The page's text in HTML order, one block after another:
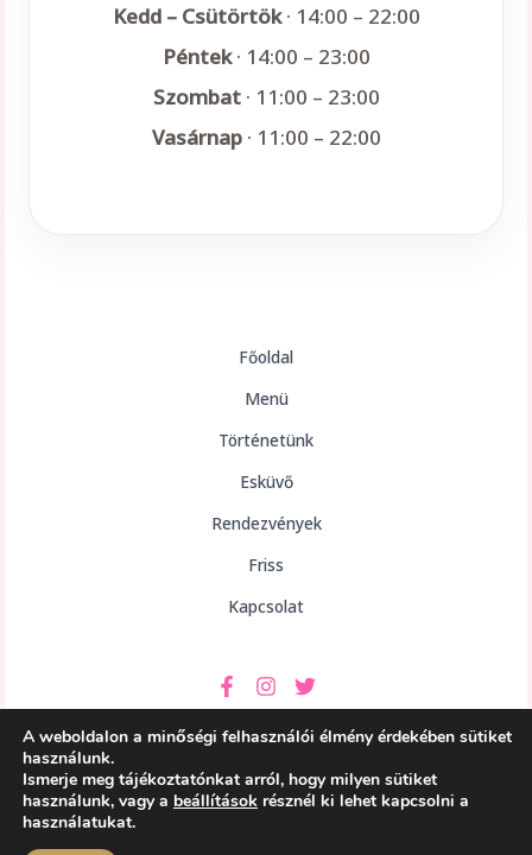
Kedd – Csütörtök· 14:00 – 22:00
Péntek· 14:00 – 23:00
Szombat· 11:00 – 23:00
Vasárnap· 11:00 – 22:00
Főoldal
Menü
Történetünk
Esküvő
Rendezvények
Friss
Kapcsolat
Copyright © 2026 aHely Étterem
A weboldalon a minőségi felhasználói élmény érdekében sütiket
használunk.
Ismerje meg tájékoztatónkat arról, hogy milyen sütiket
használunk, vagy a beállítások résznél ki lehet kapcsolni a
használatukat.